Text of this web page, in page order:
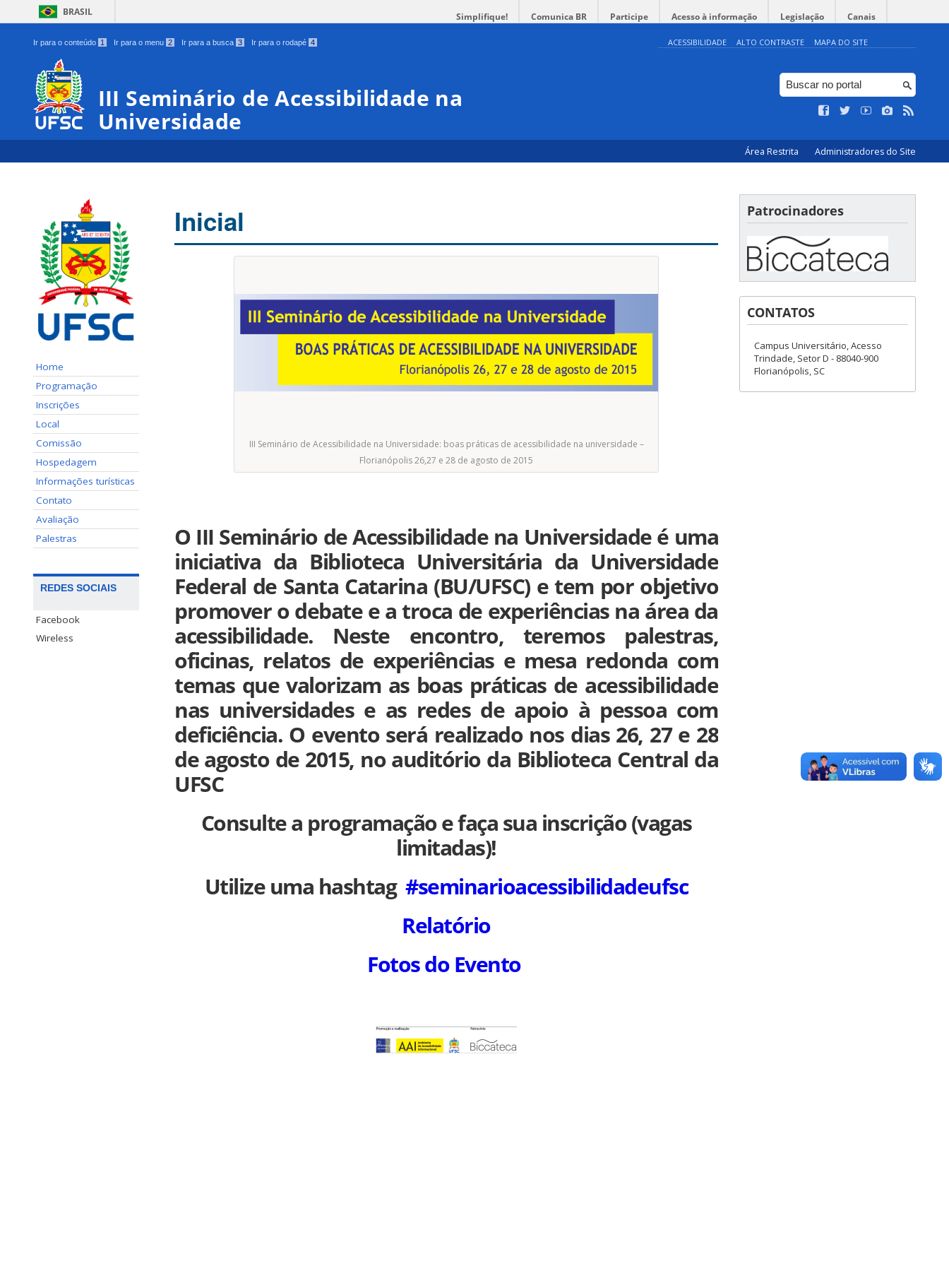
BRASIL Simplifique! Comunica BR Participe Acesso à informação Legislação Canais
Ir para o conteúdo 1 Ir para o menu 2 Ir para a busca 3 Ir para o rodapé 4 ACESSIBILIDADE ALTO CONTRASTE MAPA DO SITE
III Seminário de Acessibilidade na
Universidade
Área Restrita Administradores do Site
Home
Programação
Inscrições
Local
Comissão
Hospedagem
Informações turísticas
Contato
Avaliação
Palestras
REDES SOCIAIS
Facebook
Wireless
Inicial
III Seminário de Acessibilidade na Universidade: boas práticas de acessibilidade na universidade –
Florianópolis 26,27 e 28 de agosto de 2015
O III Seminário de Acessibilidade na Universidade é uma
iniciativa da Biblioteca Universitária da Universidade
Federal de Santa Catarina (BU/UFSC) e tem por objetivo
promover o debate e a troca de experiências na área da
acessibilidade. Neste encontro, teremos palestras,
oficinas, relatos de experiências e mesa redonda com
temas que valorizam as boas práticas de acessibilidade
nas universidades e as redes de apoio à pessoa com
deficiência. O evento será realizado nos dias 26, 27 e 28
de agosto de 2015, no auditório da Biblioteca Central da
UFSC
Consulte a programação e faça sua inscrição (vagas
limitadas)!
Utilize uma hashtag#seminarioacessibilidadeufsc
Relatório
Fotos do Evento
Patrocinadores
CONTATOS
Campus Universitário, Acesso
Trindade, Setor D - 88040-900
Florianópolis, SC